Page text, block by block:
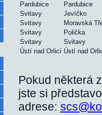
Pardubice
Pardubice
Svitavy
Jevíčko
Svitavy
Moravská
Svitavy
Polička
Svitavy
Svitavy
Ústí nad Orlicí Ústí nad
Pokud některá
jste si
adrese: